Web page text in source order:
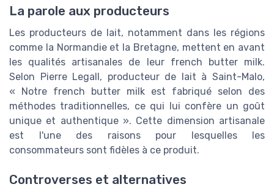
La parole aux producteurs
Les producteurs de lait, notamment dans les régions
comme la Normandie et la Bretagne, mettent en avant
les qualités artisanales de leur french butter milk.
Selon Pierre Legall, producteur de lait à Saint-Malo,
« Notre french butter milk est fabriqué selon des
méthodes traditionnelles, ce qui lui confère un goût
unique et authentique ». Cette dimension artisanale
est l'une des raisons pour lesquelles les
consommateurs sont fidèles à ce produit.
Controverses et alternatives